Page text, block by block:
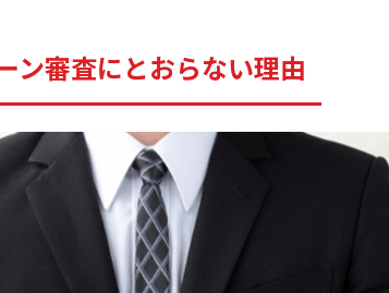
ン審査にとおらない理由